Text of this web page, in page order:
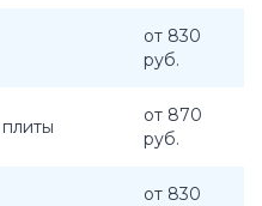
от 830
руб.
от 870
руб.
от 830